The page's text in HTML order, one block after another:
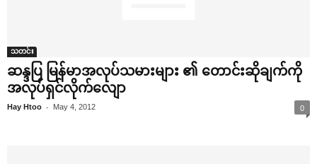
သတင်း
ဆန္ဒပြ မြန်မာအလုပ်သမားများ ၏ ‌တောင်းဆိုချက်ကို
အလုပ်ရှင်လိုက်‌လျော
Hay Htoo - May 4, 2012 0